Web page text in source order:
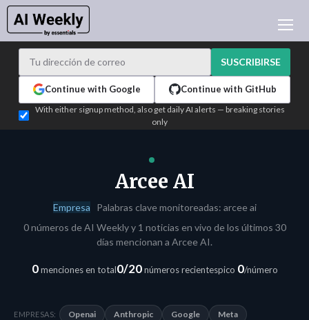
APRENDER IA
TEST EDITION BUILDER
INICIAR SESIÓN
SUSCRIBIRSE
Continue with Google Continue with GitHub
With either signup method, also get daily AI alerts — breaking stories
only
Arcee AI
Empresa Palabras clave monitoreadas: arcee ai
0 números de AI Weekly y 1 noticias en vivo de los últimos 30
días mencionan a Arcee AI.
0menciones en total0/20números recientespico 0/número
EMPRESAS: Openai Anthropic Google
Meta